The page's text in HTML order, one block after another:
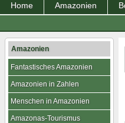
Home Amazonien
Amazonien
Fantastisches Amazonien
Amazonien in Zahlen
Menschen in Amazonien
Amazonas-Tourismus